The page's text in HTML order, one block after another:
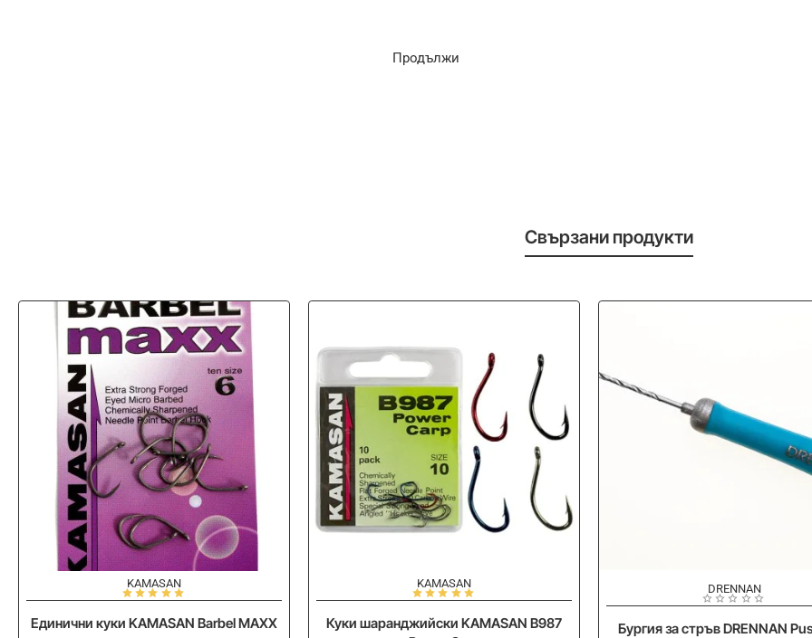
Продължи
Свързани продукти
KAMASAN
Единични куки KAMASAN Barbel MAXX
KAMASAN
Куки шаранджийски KAMASAN B987
DRENNAN
Бургия за стръв DRENNAN